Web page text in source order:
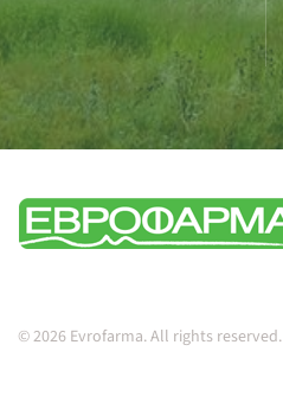
© 2026 Evrofarma. All rights reserved.